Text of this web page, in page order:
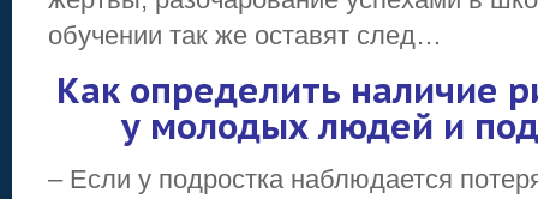
обучении так же оставят след…
Как определить наличие
у молодых людей и
– Если у подростка наблюдается